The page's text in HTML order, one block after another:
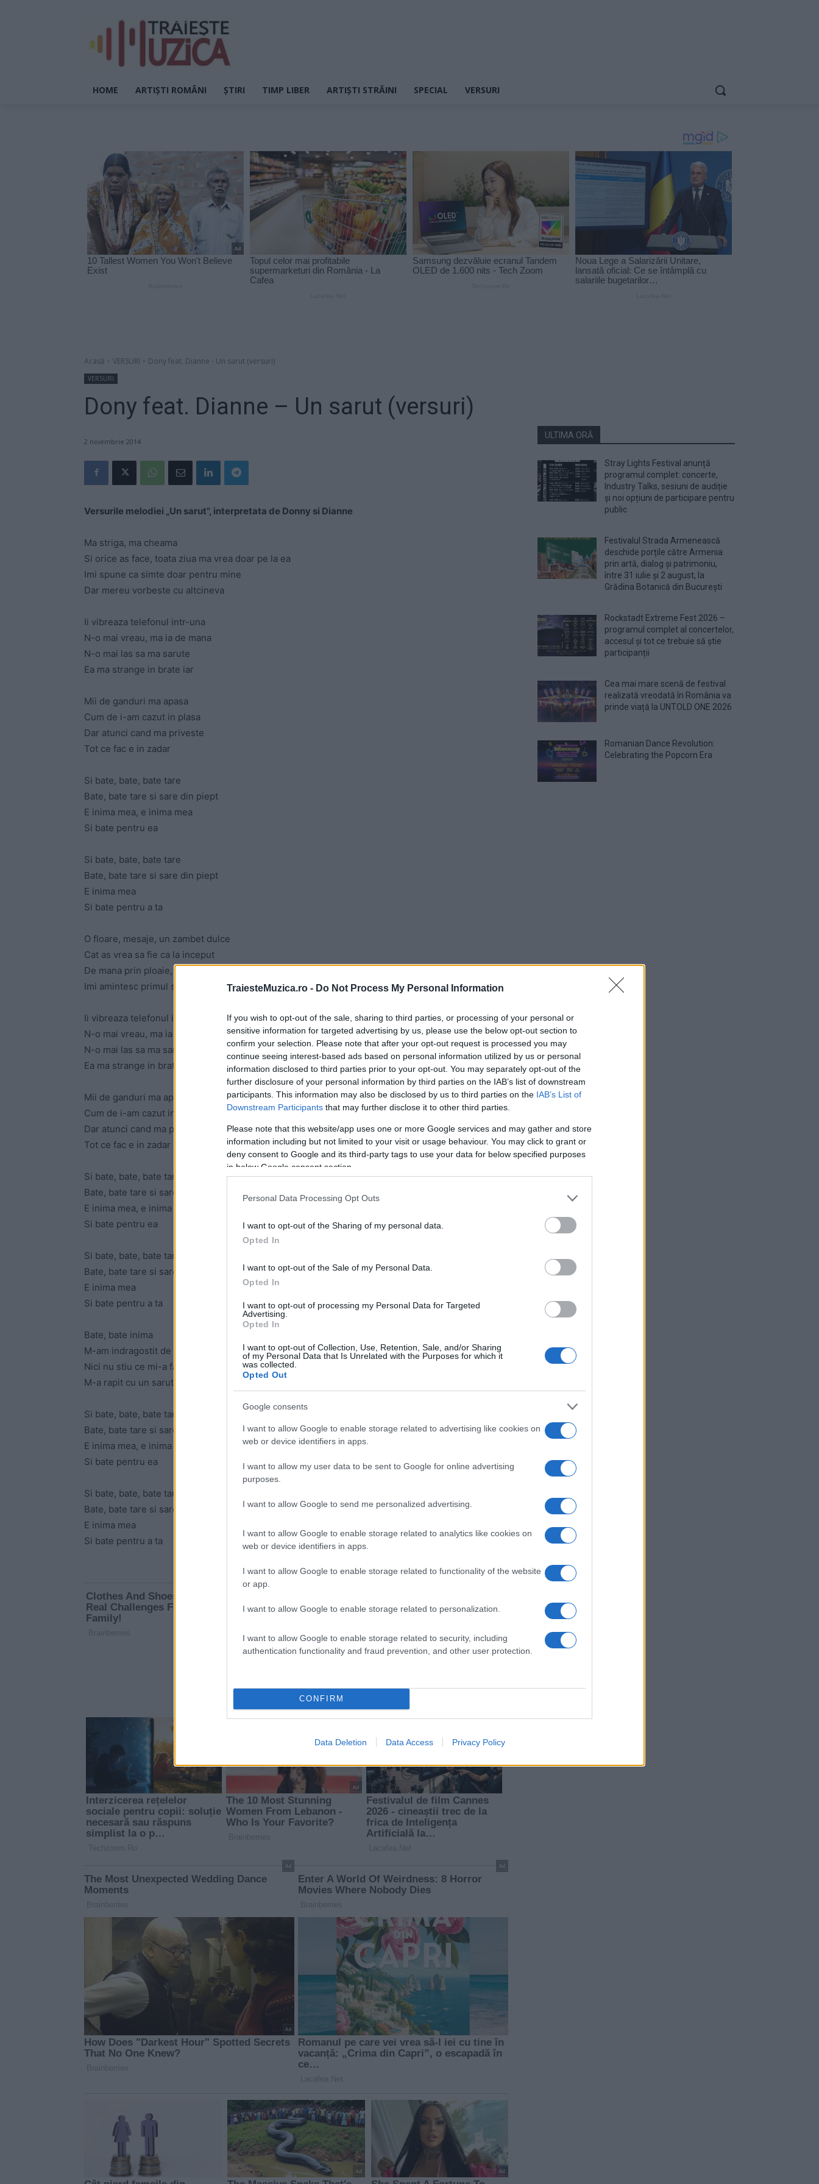
TraiesteMuzica.ro - Do Not Process My Personal Information
If you wish to opt-out of the sale, sharing to third parties, or processing of your personal or
sensitive information for targeted advertising by us, please use the below opt-out section to
confirm your selection. Please note that after your opt-out request is processed you may
continue seeing interest-based ads based on personal information utilized by us or personal
information disclosed to third parties prior to your opt-out. You may separately opt-out of the
further disclosure of your personal information by third parties on the IAB’s list of downstream
participants. This information may also be disclosed by us to third parties on the IAB’s List of
Downstream Participants that may further disclose it to other third parties.
Please note that this website/app uses one or more Google services and may gather and store
information including but not limited to your visit or usage behaviour. You may click to grant or
deny consent to Google and its third-party tags to use your data for below specified purposes
in below Google consent section.
Personal Data Processing Opt Outs
I want to opt-out of the Sharing of my personal data.
Opted In
I want to opt-out of the Sale of my Personal Data.
Opted In
I want to opt-out of processing my Personal Data for Targeted
Advertising.
Opted In
I want to opt-out of Collection, Use, Retention, Sale, and/or Sharing
of my Personal Data that Is Unrelated with the Purposes for which it
was collected.
Opted Out
Google consents
I want to allow Google to enable storage related to advertising like cookies on
web or device identifiers in apps.
I want to allow my user data to be sent to Google for online advertising
purposes.
I want to allow Google to send me personalized advertising.
I want to allow Google to enable storage related to analytics like cookies on
web or device identifiers in apps.
I want to allow Google to enable storage related to functionality of the website
or app.
I want to allow Google to enable storage related to personalization.
I want to allow Google to enable storage related to security, including
authentication functionality and fraud prevention, and other user protection.
CONFIRM
Data Deletion Data Access Privacy Policy
HOME ARTIȘTI ROMÂNI ȘTIRI TIMP LIBER ARTIȘTI STRĂINI SPECIAL VERSURI
Acasă VERSURI Dony feat. Dianne - Un sarut (versuri)
VERSURI
Dony feat. Dianne – Un sarut (versuri)
2 noiembrie 2014
Versurile melodiei „Un sarut”, interpretata de Donny si Dianne
Ma striga, ma cheama
Si orice as face, toata ziua ma vrea doar pe la ea
Imi spune ca simte doar pentru mine
Dar mereu vorbeste cu altcineva
Ii vibreaza telefonul intr-una
N-o mai vreau, ma ia de mana
N-o mai las sa ma sarute
Ea ma strange in brate iar
Mii de ganduri ma apasa
Cum de i-am cazut in plasa
Dar atunci cand ma priveste
Tot ce fac e in zadar
Si bate, bate, bate tare
Bate, bate tare si sare din piept
E inima mea, e inima mea
Si bate pentru ea
Si bate, bate, bate tare
Bate, bate tare si sare din piept
E inima mea
Si bate pentru a ta
O floare, mesaje, un zambet dulce
Cat as vrea sa fie ca la inceput
De mana prin ploaie, noi ne iubeam
Imi amintesc primul sarut
Ii vibreaza telefonul intr-una
N-o mai vreau, ma ia de mana
N-o mai las sa ma sarute
Ea ma strange in brate iar
Mii de ganduri ma apasa
Cum de i-am cazut in plasa
Dar atunci cand ma priveste
Tot ce fac e in zadar
Si bate, bate, bate tare
Bate, bate tare si sare din piept
E inima mea, e inima mea
Si bate pentru ea
Si bate, bate, bate tare
Bate, bate tare si sare din piept
E inima mea
Si bate pentru a ta
Bate, bate inima
M-am indragostit de ea
Nici nu stiu ce mi-a facut
M-a rapit cu un sarut
Si bate, bate, bate tare
Bate, bate tare si sare din piept
E inima mea, e inima mea
Si bate pentru ea
Si bate, bate, bate tare
Bate, bate tare si sare din piept
E inima mea
Si bate pentru a ta
ULTIMA ORĂ
Stray Lights Festival anunță
programul complet: concerte,
Industry Talks, sesiuni de audiție
și noi opțiuni de participare pentru
public
Festivalul Strada Armenească
deschide porțile către Armenia
prin artă, dialog și patrimoniu,
între 31 iulie și 2 august, la
Grădina Botanică din București
Rockstadt Extreme Fest 2026 –
programul complet al concertelor,
accesul și tot ce trebuie să știe
participanții
Cea mai mare scenă de festival
realizată vreodată în România va
prinde viață la UNTOLD ONE 2026
Romanian Dance Revolution:
Celebrating the Popcorn Era